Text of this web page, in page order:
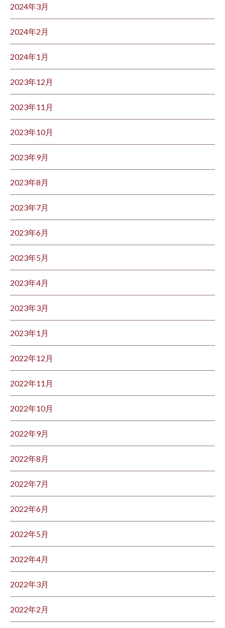
2024年3月
2024年2月
2024年1月
2023年12月
2023年11月
2023年10月
2023年9月
2023年8月
2023年7月
2023年6月
2023年5月
2023年4月
2023年3月
2023年1月
2022年12月
2022年11月
2022年10月
2022年9月
2022年8月
2022年7月
2022年6月
2022年5月
2022年4月
2022年3月
2022年2月